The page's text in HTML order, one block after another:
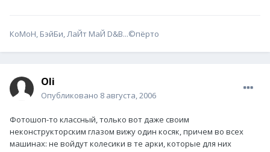
КоМоН, БэйБи, ЛаЙт МаЙ D&B...©пёрто
Oli
Опубликовано 8 августа, 2006
Фотошоп-то классный, только вот даже своим
неконструкторским глазом вижу один косяк, причем во всех
машинах: не войдут колесики в те арки, которые для них